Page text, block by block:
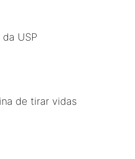
USP
de tirar vidas